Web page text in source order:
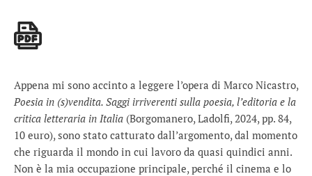
Appena mi sono accinto a leggere l’opera di Marco Nicastro,
Poesia in (s)vendita. Saggi irriverenti sulla poesia, l’editoria e la
critica letteraria in Italia (Borgomanero, Ladolfi, 2024, pp. 84,
10 euro), sono stato catturato dall’argomento, dal momento
che riguarda il mondo in cui lavoro da quasi quindici anni.
Non è la mia occupazione principale, perché il cinema e lo